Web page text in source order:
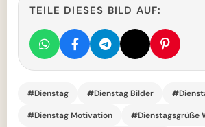
TEILE DIESES BILD AUF:
#Dienstag #Dienstag Bilder
#Dienstag Motivation
#Dienstagsgrüße